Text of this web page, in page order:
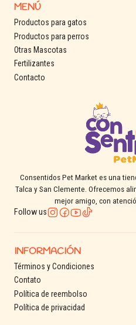
MENÚ
Productos para gatos
Productos para perros
Otras Mascotas
Fertilizantes
Contacto
Consentidos Pet Market es una
Talca y San Clemente. Ofrecemos
mejor amigo, con
Follow us
INFORMACIÓN
Términos y Condiciones
Contato
Política de reembolso
Política de privacidad